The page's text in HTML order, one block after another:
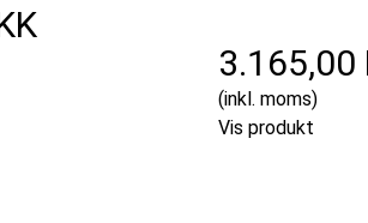
3.165,00
(inkl. moms)
Vis produkt